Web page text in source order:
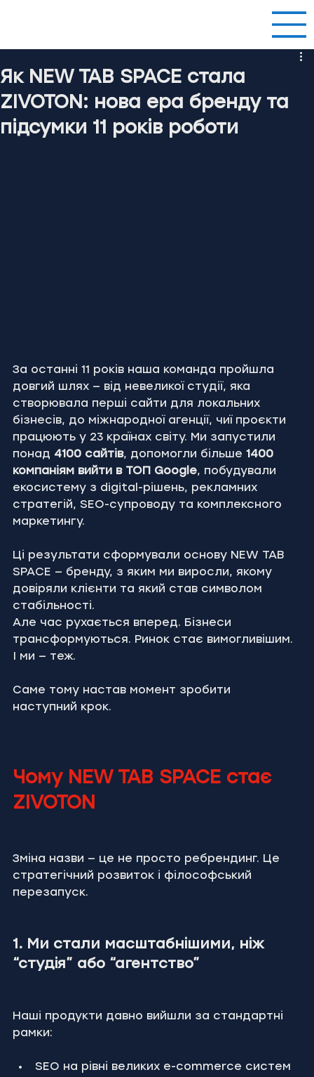
Як NEW TAB SPACE стала
ZIVOTON: нова ера бренду та
підсумки 11 років роботи
За останні 11 років наша команда пройшла
довгий шлях — від невеликої студії, яка
створювала перші сайти для локальних
бізнесів, до міжнародної агенції, чиї проєкти
працюють у 23 країнах світу. Ми запустили
понад 4100 сайтів, допомогли більше 1400
компаніям вийти в ТОП Google, побудували
екосистему з digital-рішень, рекламних
стратегій, SEO-супроводу та комплексного
маркетингу.
Ці результати сформували основу NEW TAB
SPACE — бренду, з яким ми виросли, якому
довіряли клієнти та який став символом
стабільності.
Але час рухається вперед. Бізнеси
трансформуються. Ринок стає вимогливішим.
І ми — теж.
Саме тому настав момент зробити
наступний крок.
Чому NEW TAB SPACE стає
ZIVOTON
Зміна назви — це не просто ребрендинг. Це
стратегічний розвиток і філософський
перезапуск.
1. Ми стали масштабнішими, ніж
“студія” або “агентство”
Наші продукти давно вийшли за стандартні
рамки:
SEO на рівні великих e-commerce систем